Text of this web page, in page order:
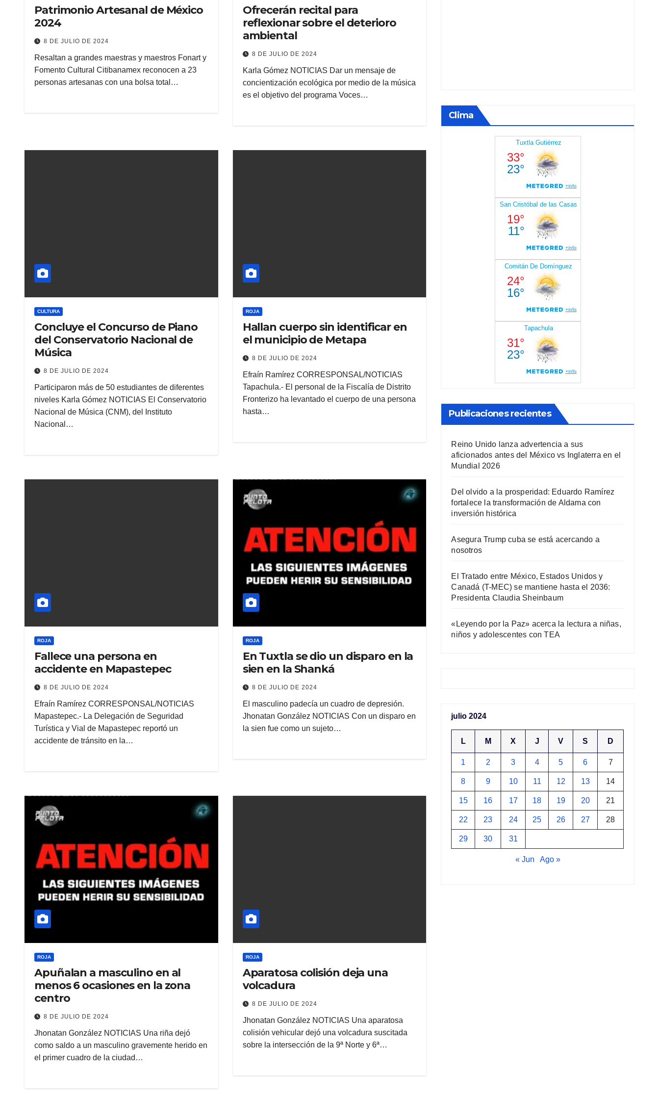
Patrimonio Artesanal de México
2024
8 DE JULIO DE 2024
Resaltan a grandes maestras y maestros Fonart y
Fomento Cultural Citibanamex reconocen a 23
personas artesanas con una bolsa total…
Ofrecerán recital para
reflexionar sobre el deterioro
ambiental
8 DE JULIO DE 2024
Karla Gómez NOTICIAS Dar un mensaje de
concientización ecológica por medio de la música
es el objetivo del programa Voces…
CULTURA
Concluye el Concurso de Piano
del Conservatorio Nacional de
Música
8 DE JULIO DE 2024
Participaron más de 50 estudiantes de diferentes
niveles Karla Gómez NOTICIAS El Conservatorio
Nacional de Música (CNM), del Instituto
Nacional…
ROJA
Hallan cuerpo sin identificar en
el municipio de Metapa
8 DE JULIO DE 2024
Efraín Ramírez CORRESPONSAL/NOTICIAS
Tapachula.- El personal de la Fiscalía de Distrito
Fronterizo ha levantado el cuerpo de una persona
hasta…
ROJA
Fallece una persona en
accidente en Mapastepec
8 DE JULIO DE 2024
Efraín Ramírez CORRESPONSAL/NOTICIAS
Mapastepec.- La Delegación de Seguridad
Turística y Vial de Mapastepec reportó un
accidente de tránsito en la…
ROJA
En Tuxtla se dio un disparo en la
sien en la Shanká
8 DE JULIO DE 2024
El masculino padecía un cuadro de depresión.
Jhonatan González NOTICIAS Con un disparo en
la sien fue como un sujeto…
ROJA
Apuñalan a masculino en al
menos 6 ocasiones en la zona
centro
8 DE JULIO DE 2024
Jhonatan González NOTICIAS Una riña dejó
como saldo a un masculino gravemente herido en
el primer cuadro de la ciudad…
ROJA
Aparatosa colisión deja una
volcadura
8 DE JULIO DE 2024
Jhonatan González NOTICIAS Una aparatosa
colisión vehicular dejó una volcadura suscitada
sobre la intersección de la 9ª Norte y 6ª…
Clima
Publicaciones recientes
Reino Unido lanza advertencia a sus
aficionados antes del México vs Inglaterra en el
Mundial 2026
Del olvido a la prosperidad: Eduardo Ramírez
fortalece la transformación de Aldama con
inversión histórica
Asegura Trump cuba se está acercando a
nosotros
El Tratado entre México, Estados Unidos y
Canadá (T-MEC) se mantiene hasta el 2036:
Presidenta Claudia Sheinbaum
«Leyendo por la Paz» acerca la lectura a niñas,
niños y adolescentes con TEA
julio 2024
L M X J V S D
1 2 3 4 5 6 7
8 9 10 11 12 13 14
15 16 17 18 19 20 21
22 23 24 25 26 27 28
29 30 31
« Jun Ago »